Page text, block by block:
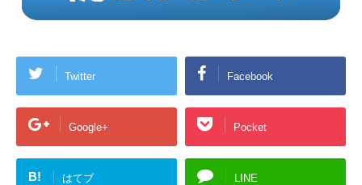
Twitter Facebook
Google+ Pocket
B! はてブ LINE